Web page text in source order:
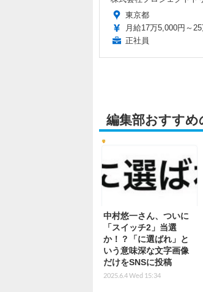
東京都
月給17万5,000円～25
正社員
編集部おすすめ
中村悠一さん、ついに
「スイッチ2」当選
か！？「に選ばれ」と
いう意味深な文字画像
だけをSNSに投稿
2025.6.4 Wed 15:34